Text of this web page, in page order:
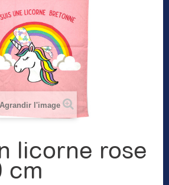
Agrandir l'image
licorne rose
cm